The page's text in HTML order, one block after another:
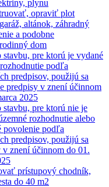
plynu
opraviť plot
altánok, záhradný
a podobne
dom
stavbu, pre ktorú je vydané
podľa
predpisov, použijú sa
predpisy v znení účinnom
2025
stavbu, pre ktorú nie je
rozhodnutie alebo
povolenie podľa
predpisov, použijú sa
v znení účinnom do 01.
prístupový chodník,
do 40 m2